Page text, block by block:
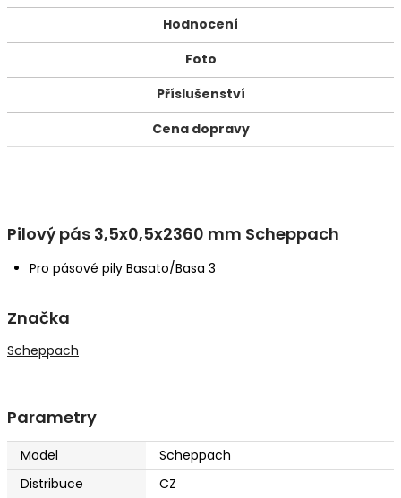
Hodnocení
Foto
Příslušenství
Cena dopravy
Pilový pás 3,5x0,5x2360 mm Scheppach
Pro pásové pily Basato/Basa 3
Značka
Scheppach
Parametry
Model
Scheppach
Distribuce
CZ